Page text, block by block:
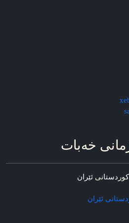
خه‌بات
ئێران
ئێران